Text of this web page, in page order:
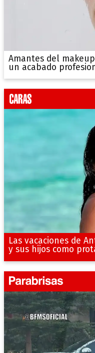
Amantes del
un acabado
Las vacaciones de
y sus hijos como